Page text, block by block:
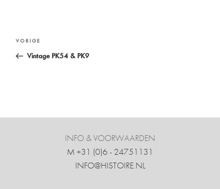
Bericht
navigatie
Vorig
bericht
VORIGE
Vintage PK54 & PK9
INFO & VOORWAARDEN
M +31 ‍(0)6 - 24751131
INFO@HISTOIRE.NL